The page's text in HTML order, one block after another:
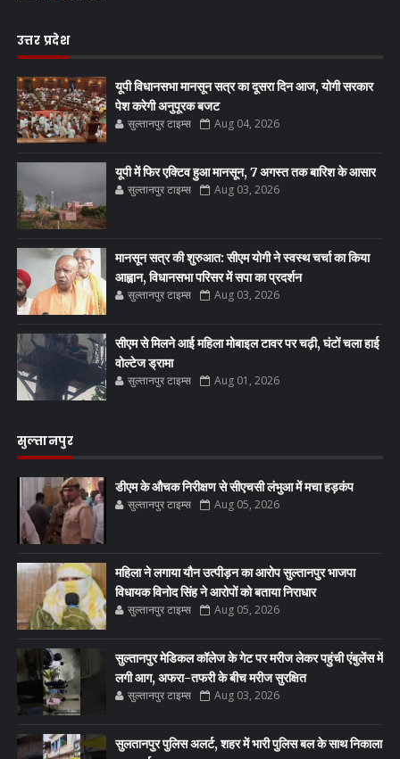
उत्तर प्रदेश
यूपी विधानसभा मानसून सत्र का दूसरा दिन आज, योगी सरकार
पेश करेगी अनुपूरक बजट
सुल्तानपुर टाइम्स Aug 04, 2026
यूपी में फिर एक्टिव हुआ मानसून, 7 अगस्त तक बारिश के आसार
सुल्तानपुर टाइम्स Aug 03, 2026
मानसून सत्र की शुरुआत: सीएम योगी ने स्वस्थ चर्चा का किया
आह्वान, विधानसभा परिसर में सपा का प्रदर्शन
सुल्तानपुर टाइम्स Aug 03, 2026
सीएम से मिलने आई महिला मोबाइल टावर पर चढ़ी, घंटों चला हाई
वोल्टेज ड्रामा
सुल्तानपुर टाइम्स Aug 01, 2026
सुल्तानपुर
डीएम के औचक निरीक्षण से सीएचसी लंभुआ में मचा हड़कंप
सुल्तानपुर टाइम्स Aug 05, 2026
महिला ने लगाया यौन उत्पीड़न का आरोप सुल्तानपुर भाजपा
विधायक विनोद सिंह ने आरोपों को बताया निराधार
सुल्तानपुर टाइम्स Aug 05, 2026
सुल्तानपुर मेडिकल कॉलेज के गेट पर मरीज लेकर पहुंची एंबुलेंस में
लगी आग, अफरा-तफरी के बीच मरीज सुरक्षित
सुल्तानपुर टाइम्स Aug 03, 2026
सुलतानपुर पुलिस अलर्ट, शहर में भारी पुलिस बल के साथ निकाला